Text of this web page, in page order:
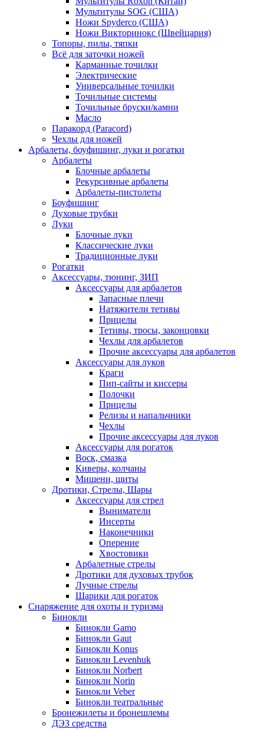
Мультитулы SOG (США)
Ножи Spyderco (США)
Ножи Викторинокс (Швейцария)
Топоры, пилы, тяпки
Всё для заточки ножей
Карманные точилки
Электрические
Универсальные точилки
Точильные системы
Точильные бруски/камни
Масло
Паракорд (Paracord)
Чехлы для ножей
Арбалеты, боуфишинг, луки и рогатки
Арбалеты
Блочные арбалеты
Рекурсивные арбалеты
Арбалеты-пистолеты
Боуфишинг
Духовые трубки
Луки
Блочные луки
Классические луки
Традиционные луки
Рогатки
Аксессуары, тюнинг, ЗИП
Аксессуары для арбалетов
Запасные плечи
Натяжители тетивы
Прицелы
Тетивы, тросы, законцовки
Чехлы для арбалетов
Прочие аксессуары для арбалетов
Аксессуары для луков
Краги
Пип-сайты и киссеры
Полочки
Прицелы
Релизы и напальчники
Чехлы
Прочие аксессуары для луков
Аксессуары для рогаток
Воск, смазка
Киверы, колчаны
Мишени, щиты
Дротики, Стрелы, Шары
Аксессуары для стрел
Выниматели
Инсерты
Наконечники
Оперение
Хвостовики
Арбалетные стрелы
Дротики для духовых трубок
Лучные стрелы
Шарики для рогаток
Снаряжение для охоты и туризма
Бинокли
Бинокли Gamo
Бинокли Gaut
Бинокли Konus
Бинокли Levenhuk
Бинокли Norbert
Бинокли Norin
Бинокли Veber
Бинокли театральные
Бронежилеты и бронешлемы
ДЭЗ средства